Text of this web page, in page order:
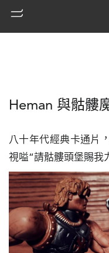
熱
門
搜
索
古
Heman 與骷髏
八十年代經典卡通片
視嗌“請骷髏頭堡賜我